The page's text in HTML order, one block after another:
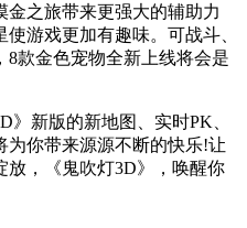
金之旅带来更强大的辅助力
游戏更加有趣味。可战斗、
款金色宠物全新上线将会是
》新版的新地图、实时PK、
为你带来源源不断的快乐!让
放，《鬼吹灯3D》，唤醒你